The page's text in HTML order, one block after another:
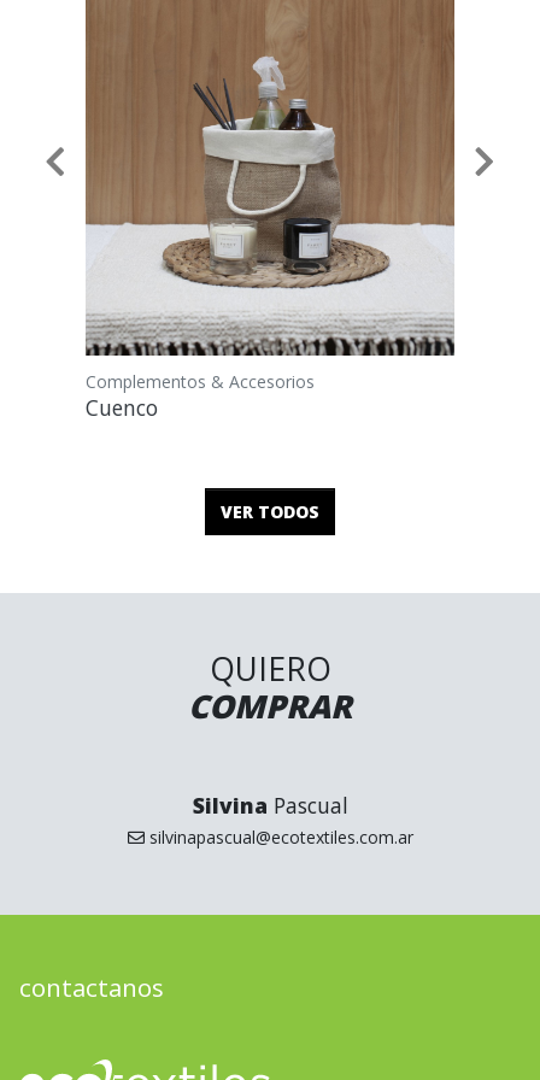
Complementos & Accesorios
Cuenco
Previous Next
VER TODOS
QUIERO
COMPRAR
Silvina Pascual
silvinapascual@ecotextiles.com.ar
contactanos